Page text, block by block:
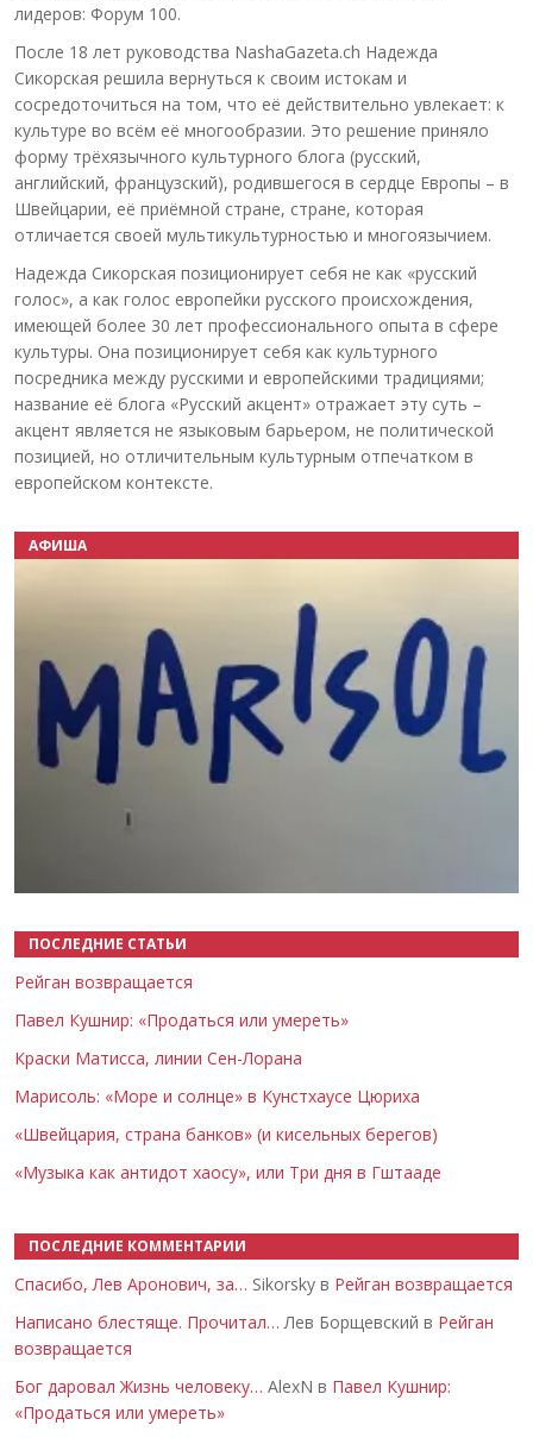
лидеров: Форум 100.
После 18 лет руководства NashaGazeta.ch Надежда
Сикорская решила вернуться к своим истокам и
сосредоточиться на том, что её действительно увлекает: к
культуре во всём её многообразии. Это решение приняло
форму трёхязычного культурного блога (русский,
английский, французский), родившегося в сердце Европы – в
Швейцарии, её приёмной стране, стране, которая
отличается своей мультикультурностью и многоязычием.
Надежда Сикорская позиционирует себя не как «русский
голос», а как голос европейки русского происхождения,
имеющей более 30 лет профессионального опыта в сфере
культуры. Она позиционирует себя как культурного
посредника между русскими и европейскими традициями;
название её блога «Русский акцент» отражает эту суть –
акцент является не языковым барьером, не политической
позицией, но отличительным культурным отпечатком в
европейском контексте.
АФИША
ПОСЛЕДНИЕ СТАТЬИ
Рейган возвращается
Павел Кушнир: «Продаться или умереть»
Краски Матисса, линии Сен-Лорана
Марисоль: «Море и солнце» в Кунстхаусе Цюриха
«Швейцария, страна банков» (и кисельных берегов)
«Музыка как антидот хаосу», или Три дня в Гштааде
ПОСЛЕДНИЕ КОММЕНТАРИИ
Спасибо, Лев Аронович, за… Sikorsky в Рейган возвращается
Написано блестяще. Прочитал… Лев Борщевский в Рейган
возвращается
Бог даровал Жизнь человеку… AlexN в Павел Кушнир:
«Продаться или умереть»